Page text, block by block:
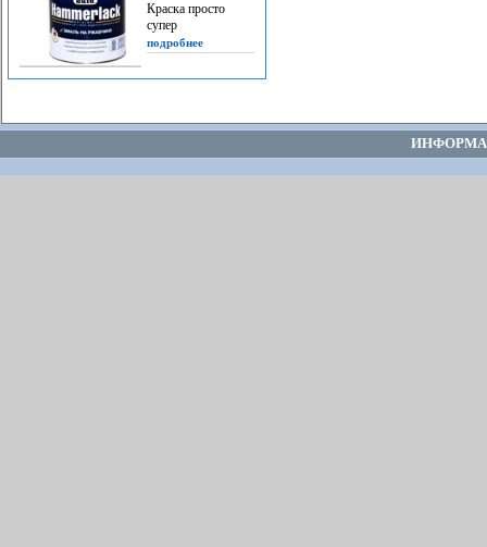
Краска просто
супер
подробнее